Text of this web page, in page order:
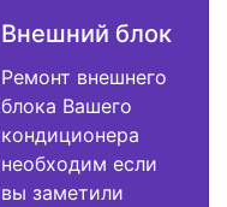
Внешний блок
Ремонт внешнего
блока Вашего
кондиционера
необходим если
вы заметили